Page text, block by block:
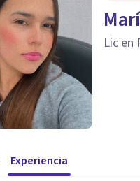
Lic en
Experiencia